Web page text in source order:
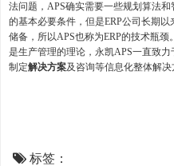
法问题，APS确实需要一些规划算法
的基本必要条件，但是ERP公司长期
储备，所以APS也称为ERP的技术瓶
是生产管理的理论，永凯APS一直致
制定解决方案及咨询等信息化整体解决
标签：